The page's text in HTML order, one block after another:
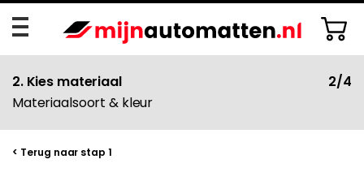
2. Kies materiaal
Materiaalsoort & kleur
2/4
< Terug naar stap 1